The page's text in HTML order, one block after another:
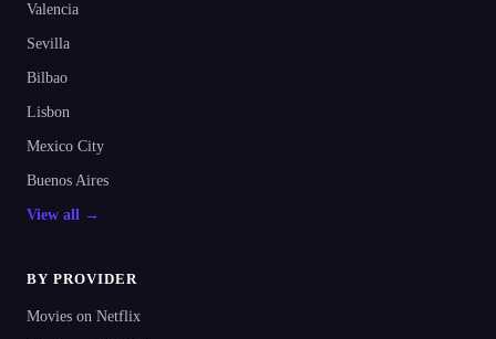
Valencia
Sevilla
Bilbao
Lisbon
Mexico City
Buenos Aires
View all →
BY PROVIDER
Movies on Netflix